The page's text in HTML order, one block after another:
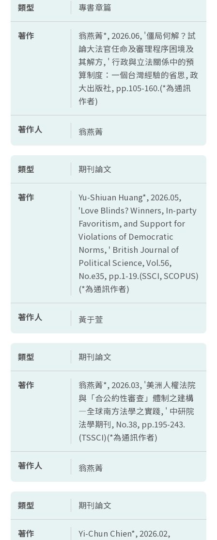
類型 專書章篇
著作
翁燕菁*, 2026.06, '僵局何解？試
論大法官任命及審理程序困境及
其解方, ' 行政與立法關係中的預
算制度：一個台灣經驗的省思, 政
大出版社, pp.105-160.(*為通訊
作者)
著作人 翁燕菁
類型 期刊論文
著作
Yu-Shiuan Huang*, 2026.05,
'Love Blinds? Winners, In-party
Favoritism, and Support for
Violations of Democratic
Norms, ' British Journal of
Political Science, Vol.56,
No.e35, pp.1-19.(SSCI, SCOPUS)
(*為通訊作者)
著作人 黃于萱
類型 期刊論文
著作
翁燕菁*, 2026.03, '美洲人權法院
與「合公約性審查」體制之建構
—全球南方法學之實踐, ' 中研院
法學期刊, No.38, pp.195-243.
(TSSCI)(*為通訊作者)
著作人 翁燕菁
類型 期刊論文
著作
Yi-Chun Chien*, 2026.02,